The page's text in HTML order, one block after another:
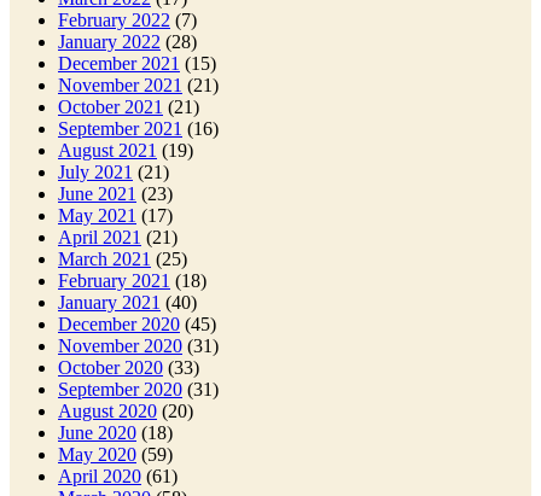
February 2022 (7)
January 2022 (28)
December 2021 (15)
November 2021 (21)
October 2021 (21)
September 2021 (16)
August 2021 (19)
July 2021 (21)
June 2021 (23)
May 2021 (17)
April 2021 (21)
March 2021 (25)
February 2021 (18)
January 2021 (40)
December 2020 (45)
November 2020 (31)
October 2020 (33)
September 2020 (31)
August 2020 (20)
June 2020 (18)
May 2020 (59)
April 2020 (61)